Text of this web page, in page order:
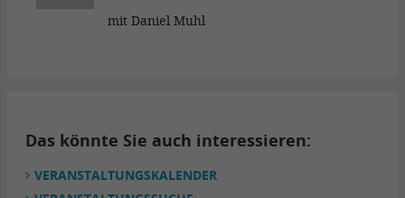
mit Daniel Muhl
Das könnte Sie auch interessieren:
VERANSTALTUNGSKALENDER